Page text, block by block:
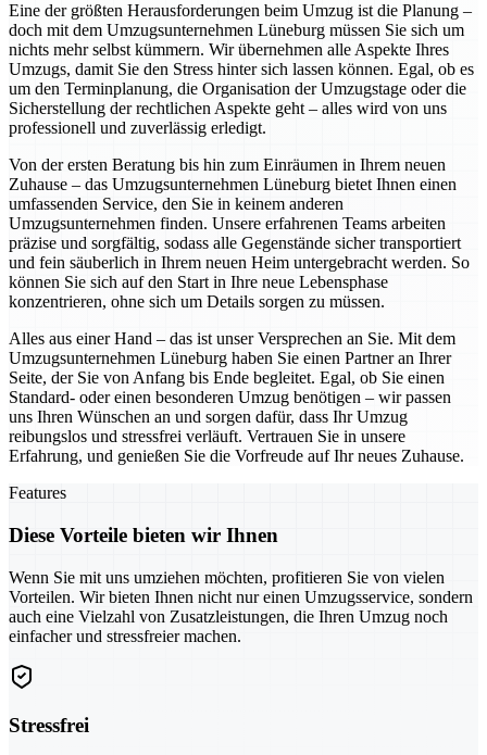
Eine der größten Herausforderungen beim Umzug ist die Planung –
doch mit dem Umzugsunternehmen Lüneburg müssen Sie sich um
nichts mehr selbst kümmern. Wir übernehmen alle Aspekte Ihres
Umzugs, damit Sie den Stress hinter sich lassen können. Egal, ob es
um den Terminplanung, die Organisation der Umzugstage oder die
Sicherstellung der rechtlichen Aspekte geht – alles wird von uns
professionell und zuverlässig erledigt.
Von der ersten Beratung bis hin zum Einräumen in Ihrem neuen
Zuhause – das Umzugsunternehmen Lüneburg bietet Ihnen einen
umfassenden Service, den Sie in keinem anderen
Umzugsunternehmen finden. Unsere erfahrenen Teams arbeiten
präzise und sorgfältig, sodass alle Gegenstände sicher transportiert
und fein säuberlich in Ihrem neuen Heim untergebracht werden. So
können Sie sich auf den Start in Ihre neue Lebensphase
konzentrieren, ohne sich um Details sorgen zu müssen.
Alles aus einer Hand – das ist unser Versprechen an Sie. Mit dem
Umzugsunternehmen Lüneburg haben Sie einen Partner an Ihrer
Seite, der Sie von Anfang bis Ende begleitet. Egal, ob Sie einen
Standard- oder einen besonderen Umzug benötigen – wir passen
uns Ihren Wünschen an und sorgen dafür, dass Ihr Umzug
reibungslos und stressfrei verläuft. Vertrauen Sie in unsere
Erfahrung, und genießen Sie die Vorfreude auf Ihr neues Zuhause.
Features
Diese Vorteile bieten wir Ihnen
Wenn Sie mit uns umziehen möchten, profitieren Sie von vielen
Vorteilen. Wir bieten Ihnen nicht nur einen Umzugsservice, sondern
auch eine Vielzahl von Zusatzleistungen, die Ihren Umzug noch
einfacher und stressfreier machen.
Stressfrei